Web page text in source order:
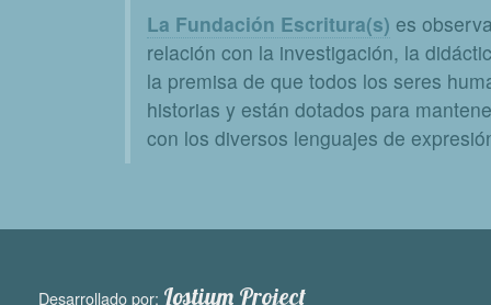
La Fundación Escritura(s) es
relación con la investigación, la
la premisa de que todos los seres
historias y están dotados para
con los diversos lenguajes de
Desarrollado por: Lostium Project